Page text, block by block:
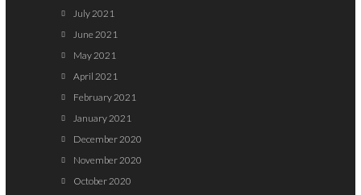
July 2021
June 2021
May 2021
April 2021
February 2021
January 2021
December 2020
November 2020
October 2020